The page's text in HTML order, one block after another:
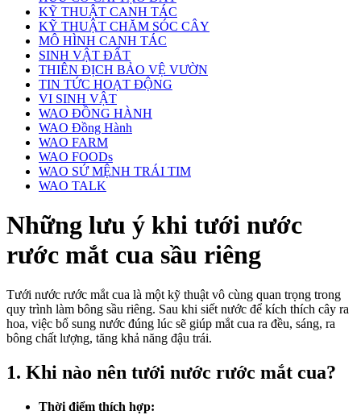
KỸ THUẬT CANH TÁC
KỸ THUẬT CHĂM SÓC CÂY
MÔ HÌNH CANH TÁC
SINH VẬT ĐẤT
THIÊN ĐỊCH BẢO VỆ VƯỜN
TIN TỨC HOẠT ĐỘNG
VI SINH VẬT
WAO ĐỒNG HÀNH
WAO Đồng Hành
WAO FARM
WAO FOODs
WAO SỨ MỆNH TRÁI TIM
WAO TALK
Những lưu ý khi tưới nước
rước mắt cua sầu riêng
Tưới nước rước mắt cua là một kỹ thuật vô cùng quan trọng trong
quy trình làm bông sầu riêng. Sau khi siết nước để kích thích cây ra
hoa, việc bổ sung nước đúng lúc sẽ giúp mắt cua ra đều, sáng, ra
bông chất lượng, tăng khả năng đậu trái.
1. Khi nào nên tưới nước rước mắt cua?
Thời điểm thích hợp: